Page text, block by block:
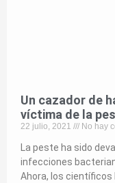
Un cazador de
víctima de la
22 julio, 2021 No hay
La peste ha sido
infecciones
Ahora, los